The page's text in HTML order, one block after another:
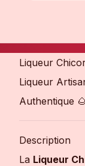
Liqueur
Liqueur
Authentique
Description
La Liqueur